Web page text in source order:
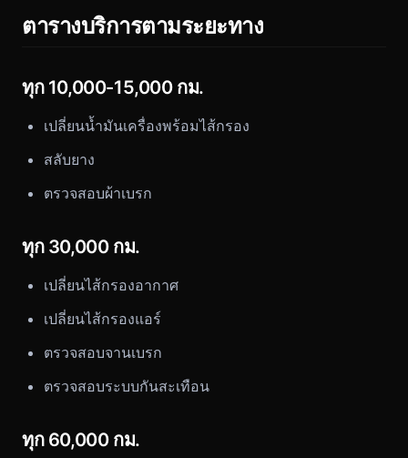
ตารางบริการตามระยะทาง
ทุก 10,000-15,000 กม.
เปลี่ยนน้ำมันเครื่องพร้อมไส้กรอง
สลับยาง
ตรวจสอบผ้าเบรก
ทุก 30,000 กม.
เปลี่ยนไส้กรองอากาศ
เปลี่ยนไส้กรองแอร์
ตรวจสอบจานเบรก
ตรวจสอบระบบกันสะเทือน
ทุก 60,000 กม.